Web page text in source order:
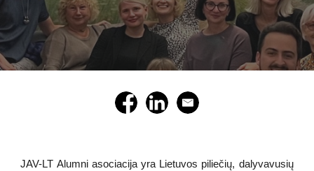
JAV-LT Alumni asociacija yra Lietuvos piliečių, dalyvavusių